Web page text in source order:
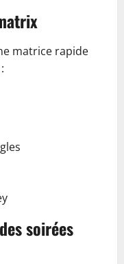
matrice rapide
soirées